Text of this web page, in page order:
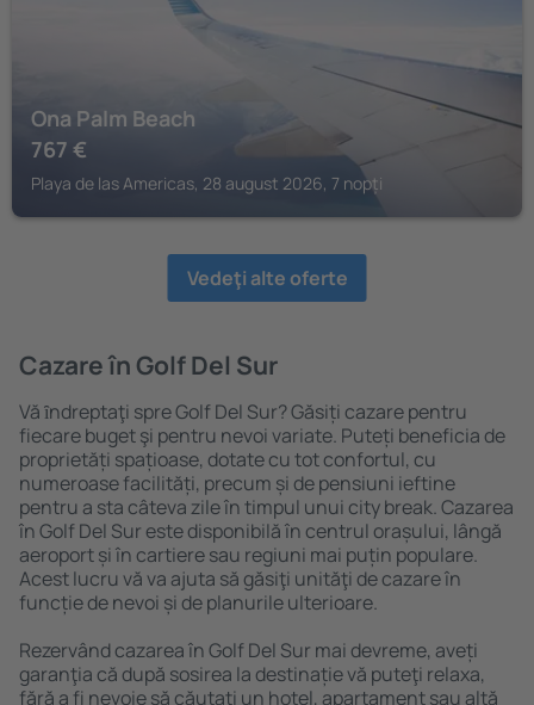
Ona Palm Beach
767 €
Playa de las Americas, 28 august 2026, 7 nopți
Vedeţi alte oferte
Cazare în Golf Del Sur
Vă ȋndreptaţi spre Golf Del Sur? Găsiți cazare pentru
fiecare buget şi pentru nevoi variate. Puteți beneficia de
proprietăți spațioase, dotate cu tot confortul, cu
numeroase facilități, precum și de pensiuni ieftine
pentru a sta câteva zile în timpul unui city break. Cazarea
în Golf Del Sur este disponibilă în centrul orașului, lângă
aeroport și în cartiere sau regiuni mai puțin populare.
Acest lucru vă va ajuta să găsiţi unităţi de cazare în
funcție de nevoi și de planurile ulterioare.
Rezervând cazarea în Golf Del Sur mai devreme, aveți
garanţia că după sosirea la destinație vă puteţi relaxa,
fără a fi nevoie să căutaţi un hotel, apartament sau altă